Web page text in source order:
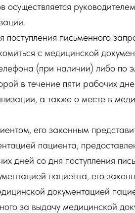
осуществляется
письменного
с медицинской
(при наличии) либо
в течение пяти рабочих
а также о месте в
его законным
пациента,
дней со дня поступления
пациента, его
документацией
за выдачу медицинской